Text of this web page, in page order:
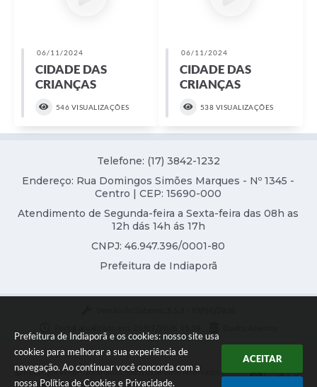
Prefeitura de Indiaporã e os cookies: nosso site usa
cookies para melhorar a sua experiência de
navegação. Ao continuar você concorda com a
nossa Política de Cookies e Privacidade.
ACEITAR
06/11/2024
CIDADE DAS
CRIANÇAS
546 VISUALIZAÇÕES
06/11/2024
CIDADE DAS
CRIANÇAS
538 VISUALIZAÇÕES
Telefone: (17) 3842-1232
Endereço: Rua Domingos Simões Marques - Nº 1345 -
Centro | CEP: 15690-000
Atendimento de Segunda-feira a Sexta-feira das 08h as
12h dás 14h ás 17h
CNPJ: 46.947.396/0001-80
Prefeitura de Indiaporã
Copyright Instar - 2006-2026. Todos os direitos reservados -
Instar Tecnologia